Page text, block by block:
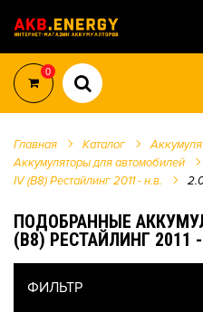
0
Главная Каталог
Аккумуляторы для автомобилей
IV (B8) Рестайлинг 2011 - н.в.
ПОДОБРАННЫЕ
(B8) РЕСТАЙЛИНГ 2011
ФИЛЬТР